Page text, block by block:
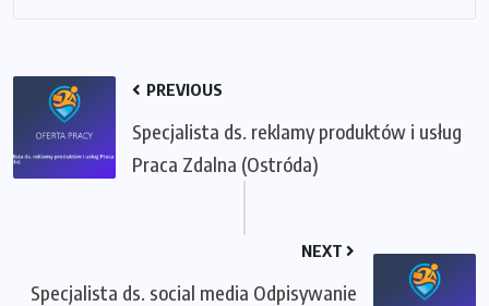
PREVIOUS
Specjalista ds. reklamy produktów i usług
Praca Zdalna (Ostróda)
NEXT
Specjalista ds. social media Odpisywanie